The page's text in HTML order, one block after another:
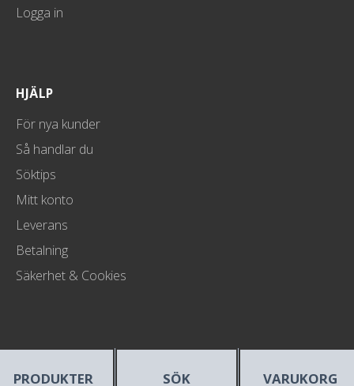
PRODUKTER SÖK VARUKORG
Logga in
HJÄLP
För nya kunder
Så handlar du
Söktips
Mitt konto
Leverans
Betalning
Säkerhet & Cookies